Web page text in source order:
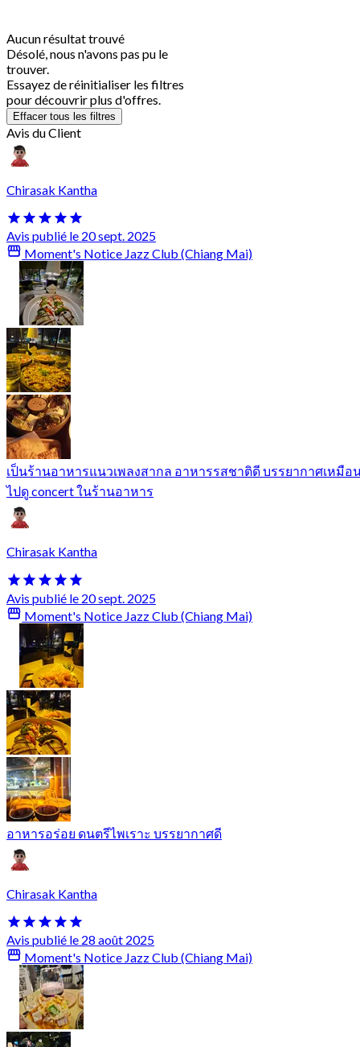
Aucun résultat trouvé
Désolé, nous n'avons pas pu le
trouver.
Essayez de réinitialiser les filtres
pour découvrir plus d'offres.
Effacer tous les filtres
Avis du Client
Chirasak Kantha
Avis publié le 20 sept. 2025
Moment's Notice Jazz Club (Chiang Mai)
เป็นร้านอาหารแนวเพลงสากล อาหารรสชาติดี บรรยากาศเหมือ
ไปดู concert ในร้านอาหาร
Chirasak Kantha
Avis publié le 20 sept. 2025
Moment's Notice Jazz Club (Chiang Mai)
อาหารอร่อย ดนตรีไพเราะ บรรยากาศดี
Chirasak Kantha
Avis publié le 28 août 2025
Moment's Notice Jazz Club (Chiang Mai)